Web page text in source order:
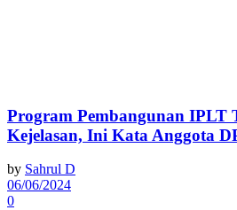
Program Pembangunan IPLT
Kejelasan, Ini Kata Anggota
by Sahrul D
06/06/2024
0